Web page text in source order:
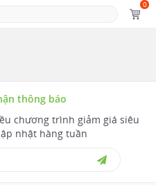
0
thông báo
chương trình giảm giá siêu
nhật hàng tuần